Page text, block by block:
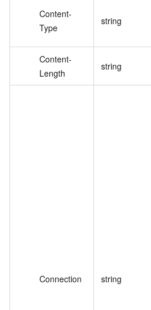
Content-
Type
string
Content-
Length
string
Connection string